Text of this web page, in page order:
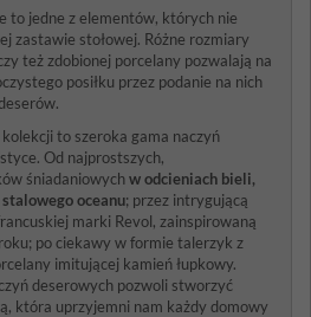
to jedne z elementów, których nie
zastawie stołowej. Różne rozmiary
też zdobionej porcelany pozwalają na
posiłku przez podanie na nich
to szeroka gama naczyń
Od najprostszych,
śniadaniowychw odcieniach bieli,
oceanu; przez intrygującą
marki Revol, zainspirowaną
po ciekawy w formie talerzyk z
imitującej kamień łupkowy.
deserowych pozwoli stworzyć
która uprzyjemni nam każdy domowy